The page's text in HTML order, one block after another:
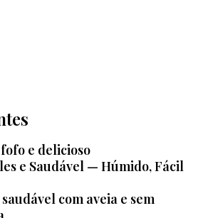
e delicioso
e Saudável — Húmido, Fácil
com aveia e sem